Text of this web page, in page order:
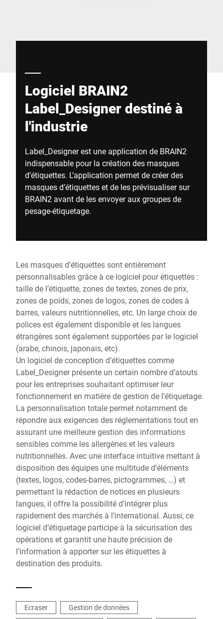
Logiciel BRAIN2
Label_Designer destiné à
l'industrie
Label_Designer est une application de BRAIN2
indispensable pour la création des masques
d’étiquettes. L’application permet de créer des
masques d’étiquettes et de les prévisualiser sur
BRAIN2 avant de les envoyer aux groupes de
pesage-étiquetage.
Les masques d’étiquettes sont entièrement
personnalisables grâce à ce logiciel pour étiquettes :
taille de l’étiquette, zones de textes, zones de prix,
zones de poids, zones de logos, zones de codes à
barres, valeurs nutritionnelles, etc. Un large choix de
polices est également disponible et les langues
étrangères sont également supportées par le logiciel
(arabe, chinois, japonais, etc).
Un logiciel de conception d’étiquettes comme
Label_Designer présente un certain nombre d’atouts
pour les entreprises souhaitant optimiser leur
fonctionnement en matière de gestion de l’étiquetage.
La personnalisation totale permet notamment de
répondre aux exigences des réglementations tout en
assurant une meilleure gestion des informations
sensibles comme les allergènes et les valeurs
nutritionnelles. Avec une interface intuitive mettant à
disposition des équipes une multitude d’éléments
(textes, logos, codes-barres, pictogrammes, …) et
permettant la rédaction de notices en plusieurs
langues, il offre la possibilité d’intégrer plus
rapidement des marchés à l’international. Aussi, ce
logiciel d’étiquetage participe à la sécurisation des
opérations et garantit une haute précision de
l’information à apporter sur les étiquettes à
destination des produits.
Ecraser
Gestion de données